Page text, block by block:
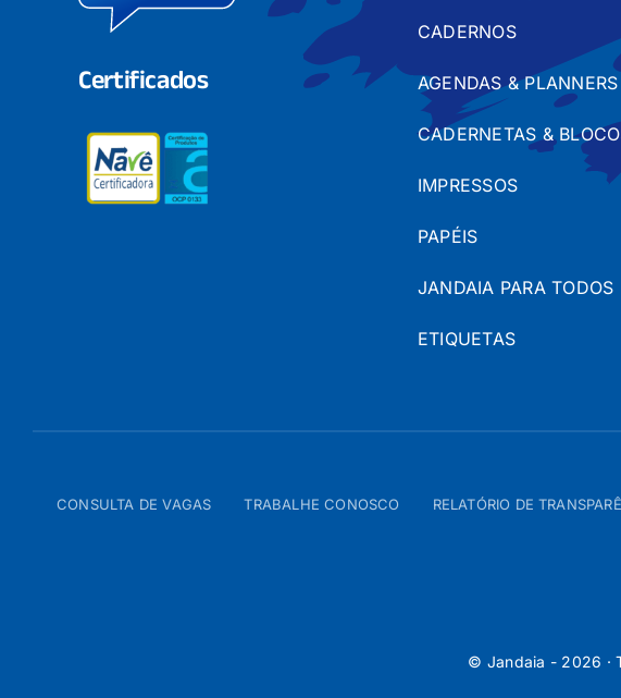
Certificados
CADERNOS
AGENDAS & PLANNERS
CADERNETAS &
IMPRESSOS
PAPÉIS
JANDAIA PARA TODOS
ETIQUETAS
CONSULTA DE VAGAS TRABALHE CONOSCO RELATÓRIO DE
© Jandaia - 2026 ·